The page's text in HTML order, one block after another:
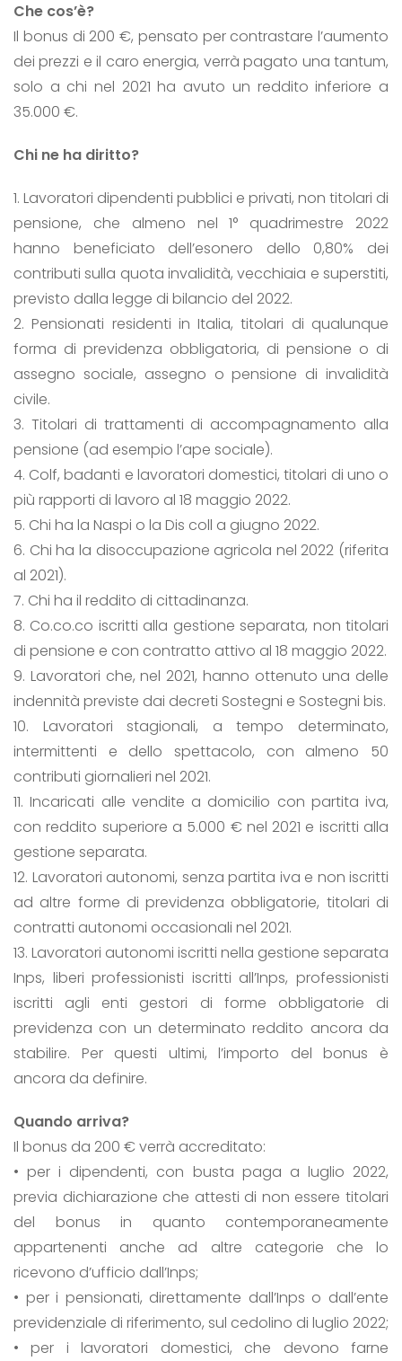
Che cos’è?
Il bonus di 200 €, pensato per contrastare l’aumento
dei prezzi e il caro energia, verrà pagato una tantum,
solo a chi nel 2021 ha avuto un reddito inferiore a
35.000 €.
Chi ne ha diritto?
1. Lavoratori dipendenti pubblici e privati, non titolari di
pensione, che almeno nel 1° quadrimestre 2022
hanno beneficiato dell’esonero dello 0,80% dei
contributi sulla quota invalidità, vecchiaia e superstiti,
previsto dalla legge di bilancio del 2022.
2. Pensionati residenti in Italia, titolari di qualunque
forma di previdenza obbligatoria, di pensione o di
assegno sociale, assegno o pensione di invalidità
civile.
3. Titolari di trattamenti di accompagnamento alla
pensione (ad esempio l’ape sociale).
4. Colf, badanti e lavoratori domestici, titolari di uno o
più rapporti di lavoro al 18 maggio 2022.
5. Chi ha la Naspi o la Dis coll a giugno 2022.
6. Chi ha la disoccupazione agricola nel 2022 (riferita
al 2021).
7. Chi ha il reddito di cittadinanza.
8. Co.co.co iscritti alla gestione separata, non titolari
di pensione e con contratto attivo al 18 maggio 2022.
9. Lavoratori che, nel 2021, hanno ottenuto una delle
indennità previste dai decreti Sostegni e Sostegni bis.
10. Lavoratori stagionali, a tempo determinato,
intermittenti e dello spettacolo, con almeno 50
contributi giornalieri nel 2021.
11. Incaricati alle vendite a domicilio con partita iva,
con reddito superiore a 5.000 € nel 2021 e iscritti alla
gestione separata.
12. Lavoratori autonomi, senza partita iva e non iscritti
ad altre forme di previdenza obbligatorie, titolari di
contratti autonomi occasionali nel 2021.
13. Lavoratori autonomi iscritti nella gestione separata
Inps, liberi professionisti iscritti all’Inps, professionisti
iscritti agli enti gestori di forme obbligatorie di
previdenza con un determinato reddito ancora da
stabilire. Per questi ultimi, l’importo del bonus è
ancora da definire.
Quando arriva?
Il bonus da 200 € verrà accreditato:
• per i dipendenti, con busta paga a luglio 2022,
previa dichiarazione che attesti di non essere titolari
del bonus in quanto contemporaneamente
appartenenti anche ad altre categorie che lo
ricevono d’ufficio dall’Inps;
• per i pensionati, direttamente dall’Inps o dall’ente
previdenziale di riferimento, sul cedolino di luglio 2022;
• per i lavoratori domestici, che devono farne